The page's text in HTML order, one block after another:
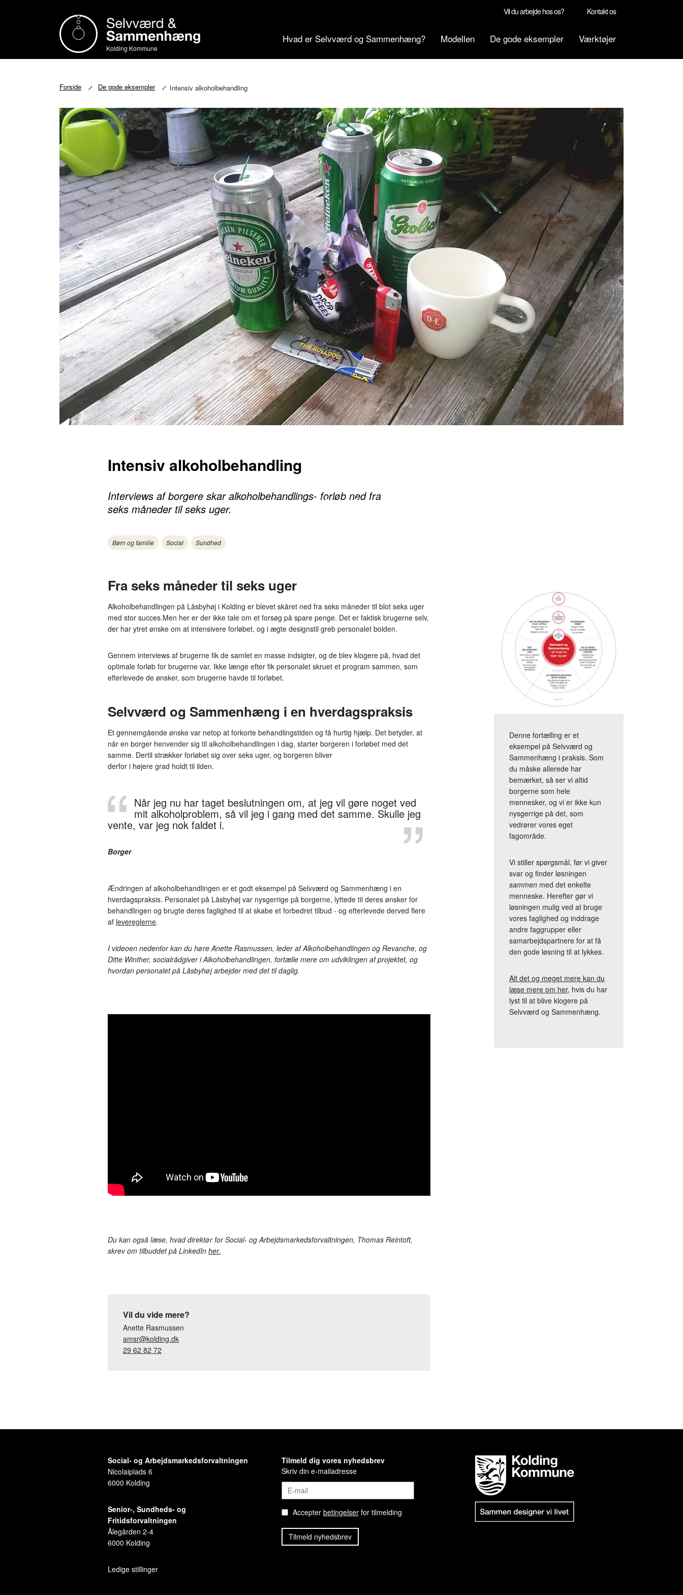
Kolding Kommune
Hvad er Selvværd og Sammenhæng? Modellen De gode eksempler Værktøjer
Vil du arbejde hos os? Kontakt os
Forside De gode eksempler Intensiv alkoholbehandling
Intensiv alkoholbehandling
Interviews af borgere skar alkoholbehandlings- forløb ned fra
seks måneder til seks uger.
Børn og familie Social Sundhed
Fra seks måneder til seks uger
Alkoholbehandlingen på Låsbyhøj i Kolding er blevet skåret ned fra seks måneder til blot seks uger
med stor succes.Men her er der ikke tale om et forsøg på spare penge. Det er faktisk brugerne selv,
der har ytret ønske om at intensivere forløbet, og i ægte designstil greb personalet bolden.
Gennem interviews af brugerne fik de samlet en masse indsigter, og de blev klogere på, hvad det
optimale forløb for brugerne var. Ikke længe efter fik personalet skruet et program sammen, som
efterlevede de ønsker, som brugerne havde til forløbet.
Selvværd og Sammenhæng i en hverdagspraksis
Et gennemgående ønske var netop at forkorte behandlingstiden og få hurtig hjælp. Det betyder, at
når en borger henvender sig til alkoholbehandlingen i dag, starter borgeren i forløbet med det
samme. Dertil strækker forløbet sig over seks uger, og borgeren bliver
derfor i højere grad holdt til ilden.
Når jeg nu har taget beslutningen om, at jeg vil gøre noget ved
mit alkoholproblem, så vil jeg i gang med det samme. Skulle jeg
vente, var jeg nok faldet i.
Borger
Ændringen af alkoholbehandlingen er et godt eksempel på Selvværd og Sammenhæng i en
hverdagspraksis. Personalet på Låsbyhøj var nysgerrige på borgerne, lyttede til deres ønsker for
behandlingen og brugte deres faglighed til at skabe et forbedret tilbud - og efterlevede derved flere
af levereglerne.
I videoen nedenfor kan du høre Anette Rasmussen, leder af Alkoholbehandlingen og Revanche, og
Ditte Winther, socialrådgiver i Alkoholbehandlingen, fortælle mere om udviklingen af projektet, og
hvordan personalet på Låsbyhøj arbejder med det til daglig.
Du kan også læse, hvad direktør for Social- og Arbejdsmarkedsforvaltningen, Thomas Reintoft,
skrev om tilbuddet på LinkedIn her.
Vil du vide mere?
Anette Rasmussen
amsr@kolding.dk
29 62 82 72
Denne fortælling er et
eksempel på Selvværd og
Sammenhæng i praksis. Som
du måske allerede har
bemærket, så ser vi altid
borgerne som hele
mennesker, og vi er ikke kun
nysgerrige på det, som
vedrører vores eget
fagområde.
Vi stiller spørgsmål, før vi giver
svar og finder løsningen
sammen med det enkelte
menneske. Herefter gør vi
løsningen mulig ved at bruge
vores faglighed og inddrage
andre faggrupper eller
samarbejdspartnere for at få
den gode løsning til at lykkes.
Alt det og meget mere kan du
læse mere om her, hvis du har
lyst til at blive klogere på
Selvværd og Sammenhæng.
Social- og Arbejdsmarkedsforvaltningen
Nicolaiplads 6
6000 Kolding
Senior-, Sundheds- og
Fritidsforvaltningen
Ålegården 2-4
6000 Kolding
Ledige stillinger
Tilmeld dig vores nyhedsbrev
Skriv din e-mailadresse
Accepter betingelserfor tilmelding